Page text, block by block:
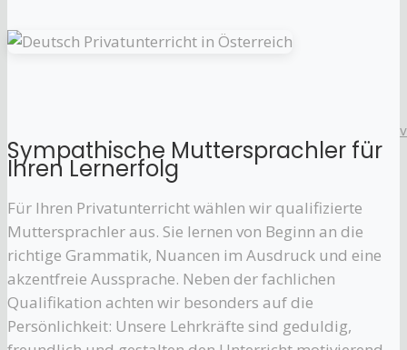
Sympathische Muttersprachler für
Ihren Lernerfolg
Für Ihren Privatunterricht wählen wir qualifizierte
Muttersprachler aus. Sie lernen von Beginn an die
richtige Grammatik, Nuancen im Ausdruck und eine
akzentfreie Aussprache. Neben der fachlichen
Qualifikation achten wir besonders auf die
Persönlichkeit: Unsere Lehrkräfte sind geduldig,